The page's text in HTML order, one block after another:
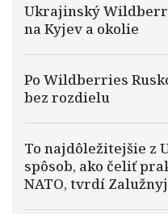
Ukrajinský
na Kyjev a okolie
Po Wildberries
bez rozdielu
To najdôležitejšie z
spôsob, ako čeliť
NATO, tvrdí Zalužnyj